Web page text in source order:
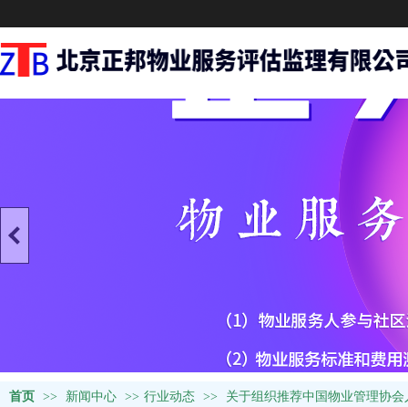
首页 >> 新闻中心 >> 行业动态 >> 关于组织推荐中国物业管理协